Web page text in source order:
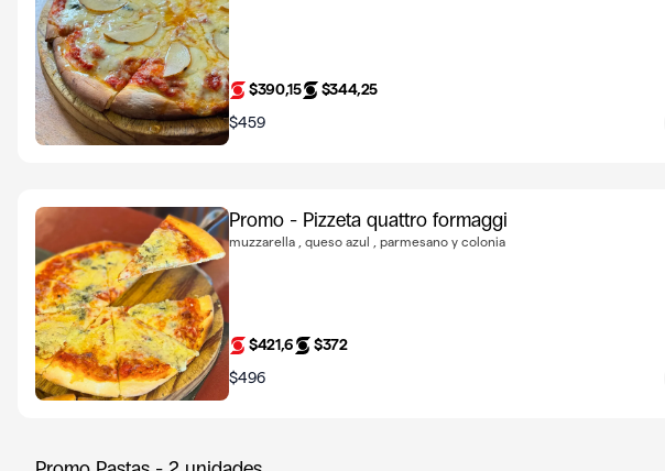
$390,15 $344,25
$459
Promo - Pizzeta quattro formaggi
muzzarella , queso azul , parmesano y colonia
$421,6 $372
$496